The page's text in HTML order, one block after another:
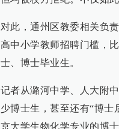
对此，通州区教委相关负
高中小学教师招聘门槛，
士、博士毕业生。
记者从潞河中学、人大附
少博士生，甚至还有“博
京大学生物化学专业的博士